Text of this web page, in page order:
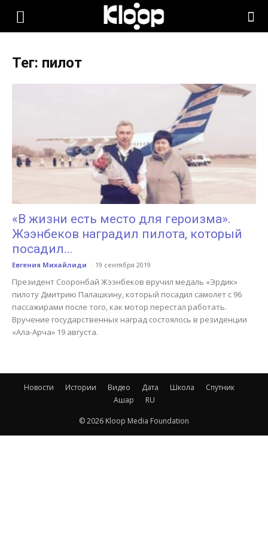
KLOOP.KG
Кыргызстана
Тег: пилот
«В жизни есть место для героизма».
Жээнбеков наградил пилота, который
посадил...
Евгения Михайлиди - 19 сентября 2019
Президент Сооронбай Жээнбеков вручил медаль «Эрдик»
пилоту Дмитрию Палашкину, который посадил самолет с 96
пассажирами после того, как мотор перестал работать.
Вручение государственных наград состоялось в резиденции
«Ала-Арча» 19 августа.
Новости Истории Видео Дата Школа
Спутник
Ашар
RU
© 2026 Kloop Media Foundation